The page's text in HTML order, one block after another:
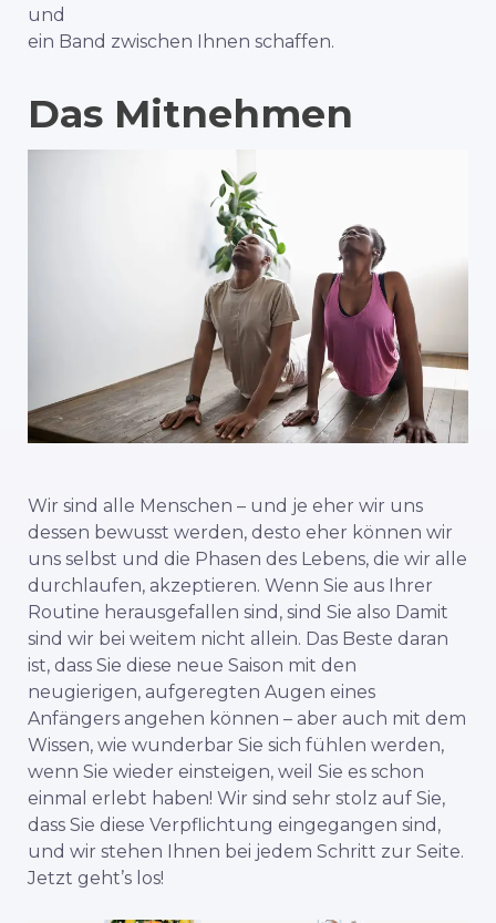
und
ein Band zwischen Ihnen schaffen.
Das Mitnehmen
Wir sind alle Menschen – und je eher wir uns
dessen bewusst werden, desto eher können wir
uns selbst und die Phasen des Lebens, die wir alle
durchlaufen, akzeptieren. Wenn Sie aus Ihrer
Routine herausgefallen sind, sind Sie also Damit
sind wir bei weitem nicht allein. Das Beste daran
ist, dass Sie diese neue Saison mit den
neugierigen, aufgeregten Augen eines
Anfängers angehen können – aber auch mit dem
Wissen, wie wunderbar Sie sich fühlen werden,
wenn Sie wieder einsteigen, weil Sie es schon
einmal erlebt haben! Wir sind sehr stolz auf Sie,
dass Sie diese Verpflichtung eingegangen sind,
und wir stehen Ihnen bei jedem Schritt zur Seite.
Jetzt geht’s los!